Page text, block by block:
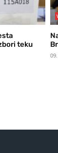
teku